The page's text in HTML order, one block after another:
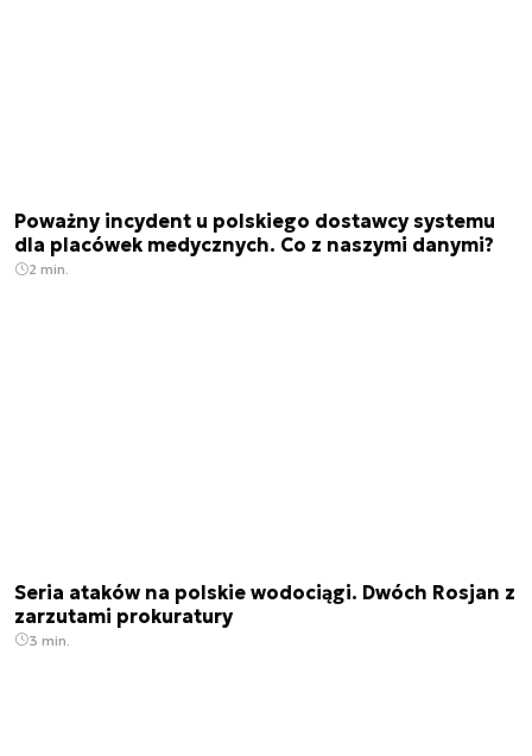
Poważny incydent u polskiego dostawcy systemu
dla placówek medycznych. Co z naszymi danymi?
2 min.
Seria ataków na polskie wodociągi. Dwóch Rosjan z
zarzutami prokuratury
3 min.